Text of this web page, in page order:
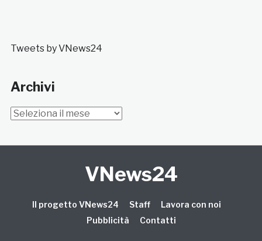
Tweets by VNews24
Archivi
Archivi
VNews24
Il progetto VNews24 Staff
Lavora con noi
Pubblicità
Contatti